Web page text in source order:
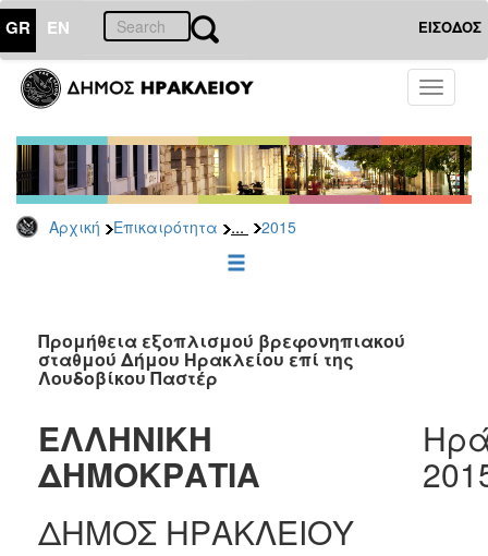
GR EN ΕΙΣΟΔΟΣ
Toggle
Αρχική Επικαιρότητα ... 2015
ΕΠΙΚΑΙΡΟΤΗΤΑ
-
Δημοπρασίες
Αρχείο
2026
2022
2021
2020
2019
2018
2017
Προμήθεια εξοπλισμού βρεφονηπιακού
σταθμού Δήμου Ηρακλείου επί της
Λουδοβίκου Παστέρ
ΕΛΛΗΝΙΚΗ
ΔΗΜΟΚΡΑΤΙΑ
ΔΗΜΟΣ ΗΡΑΚΛΕΙΟΥ